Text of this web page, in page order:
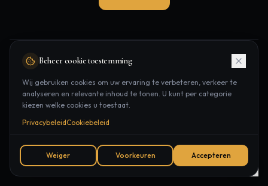
Onze website is volledig vernieuwd. Bezoek ons nieuwe platform:
Behandelingen Laserontharing
Contact
Beheer cookie toestemming
Wij gebruiken cookies om uw ervaring te verbeteren, verkeer te
analyseren en relevante inhoud te tonen. U kunt per categorie
kiezen welke cookies u toestaat.
PrivacybeleidCookiebeleid
Weiger Voorkeuren Accepteren